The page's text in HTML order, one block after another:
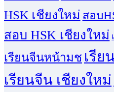
HSK เชียงใหม่ สอบ
สอบ HSK เชียงใหม่
เรียนจีนหน้ามช เรีย
เรียนจีน เชียงใหม่